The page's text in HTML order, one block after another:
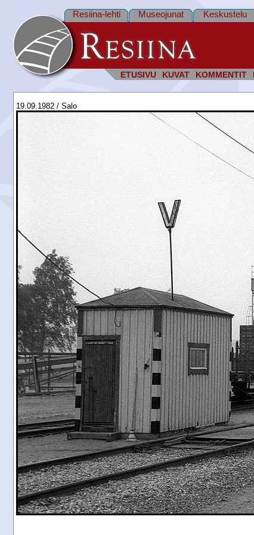
ETUSIVU KUVAT KOMMENTIT
Resiina-lehti Museojunat Keskustelu
19.09.1982 / Salo